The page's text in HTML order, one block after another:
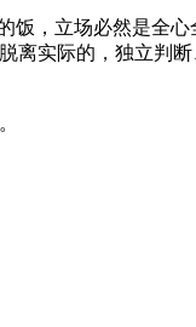
饭，立场必然是全
离实际的，独立判